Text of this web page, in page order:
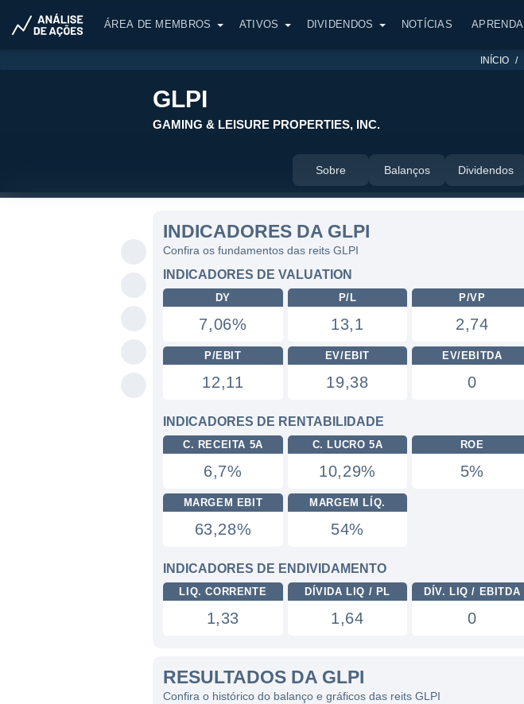
ÁREA DE MEMBROS ATIVOS DIVIDENDOS NOTÍCIAS APRENDA
INÍCIO
GLPI
GAMING & LEISURE PROPERTIES, INC.
Sobre Balanços Dividendos
INDICADORES DA GLPI
Confira os fundamentos das reits GLPI
INDICADORES DE VALUATION
DY
7,06%
P/L
13,1
P/VP
2,74
P/EBIT
12,11
EV/EBIT
19,38
EV/EBITDA
0
INDICADORES DE RENTABILIDADE
C. RECEITA 5A
6,7%
C. LUCRO 5A
10,29%
ROE
5%
MARGEM EBIT
63,28%
MARGEM LÍQ.
54%
INDICADORES DE ENDIVIDAMENTO
LIQ. CORRENTE
1,33
DÍVIDA LIQ / PL
1,64
DÍV. LIQ / EBITDA
0
RESULTADOS DA GLPI
Confira o histórico do balanço e gráficos das reits GLPI